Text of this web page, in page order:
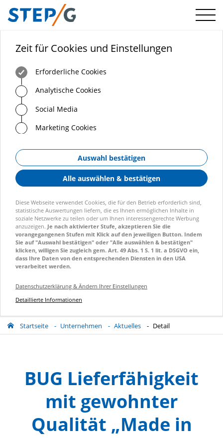
Zeit für Cookies und Einstellungen
Erforderliche Cookies
Analytische Cookies
Social Media
Marketing Cookies
Auswahl bestätigen
Alle auswählen & bestätigen
Diese Webseite verwendet Cookies, die für den Betrieb erforderlich sind,
statistische Auswertungen liefern, die es Ihnen ermöglichen Inhalte in
soziale Netzwerke zu teilen oder um Ihnen interessengerechte Werbung
anzuzeigen. Je nach aktivierter Stufe, akzeptieren Sie die
vorangegangenen Stufen mit Klick auf den jeweiligen Button. Indem
Sie auf "Auswahl bestätigen" oder "Alle auswählen & bestätigen"
klicken, willigen Sie zugleich gem. Art. 49 Abs. 1 S. 1 lit. a DSGVO ein,
dass Ihre Daten von den entsprechenden Diensten in den USA
verarbeitet werden.
Datenschutzerklärung & Ändern Ihrer Einstellungen
Detaillierte Informationen
Startseite Unternehmen Aktuelles Detail
BUG Lieferfähigkeit
mit gewohnter
Qualität „Made in
Menü